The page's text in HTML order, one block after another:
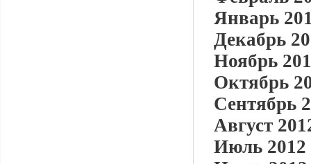
Январь
Декабрь
Ноябрь
Октябрь
Сентябрь
Август
Июль 2012